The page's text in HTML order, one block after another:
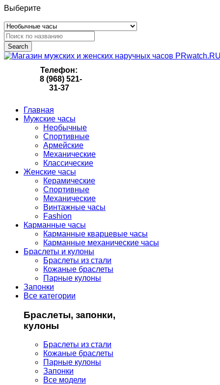
Выберите
Search
Телефон:
8 (968) 521-
31-37
Главная
Мужские часы
Необычные
Спортивные
Армейские
Механические
Классические
Женские часы
Керамические
Спортивные
Механические
Винтажные часы
Fashion
Карманные часы
Карманные кварцевые часы
Карманные механические часы
Браслеты и кулоны
Браслеты из стали
Кожаные браслеты
Парные кулоны
Запонки
Все категории
Браслеты, запонки,
кулоны
Браслеты из стали
Кожаные браслеты
Парные кулоны
Запонки
Все модели